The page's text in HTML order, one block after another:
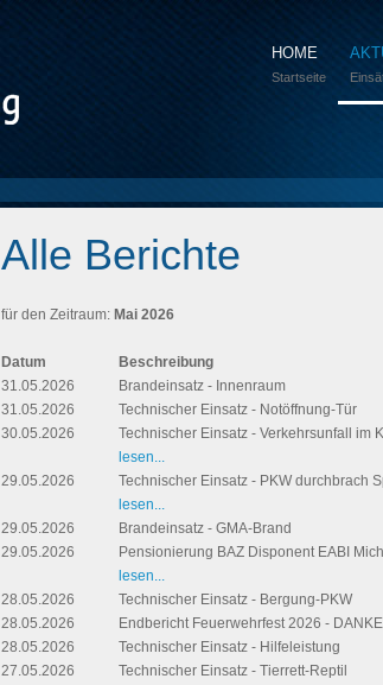
HOME
Startseite
Alle Berichte
für den Zeitraum: Mai 2026
Datum
Beschreibung
31.05.2026
Brandeinsatz - Innenraum
31.05.2026
Technischer Einsatz - Notöffnung-Tür
30.05.2026
Technischer Einsatz - Verkehrsunfall im
lesen...
29.05.2026
Technischer Einsatz - PKW durchbrach
lesen...
29.05.2026
Brandeinsatz - GMA-Brand
29.05.2026
Pensionierung BAZ Disponent EABI
lesen...
28.05.2026
Technischer Einsatz - Bergung-PKW
28.05.2026
Endbericht Feuerwehrfest 2026 - DANKE
28.05.2026
Technischer Einsatz - Hilfeleistung
27.05.2026
Technischer Einsatz - Tierrett-Reptil